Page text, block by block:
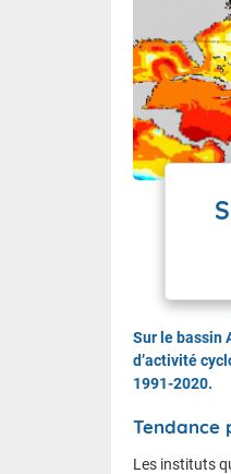
Sur le bassin
d’activité
1991-2020.
Tendance
Les instituts